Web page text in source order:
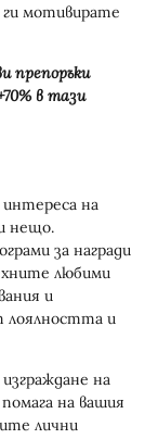
мотивирате
препоръки
в тази
на
нещо.
за награди
любими
и
лоялността и
на
на вашия
лични